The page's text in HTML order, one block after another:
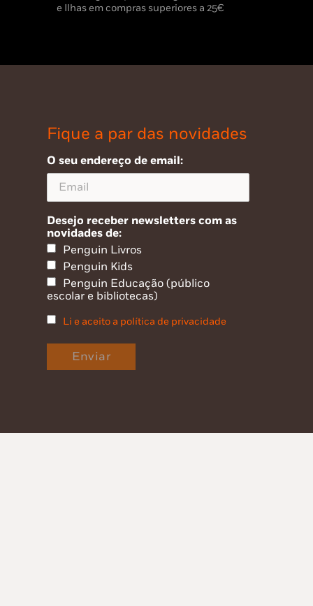
e Ilhas em compras superiores a 25€
Fique a par das novidades
O seu endereço de email:
Desejo receber newsletters com as
novidades de:
Penguin Livros
Penguin Kids
Penguin Educação (público
escolar e bibliotecas)
Li e aceito a política de privacidade